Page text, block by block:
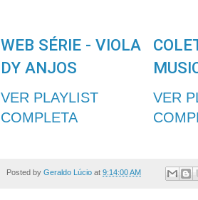
WEB SÉRIE - VIOLA
DY ANJOS
VER PLAYLIST
COMPLETA
TO
DO
S
DY
VER
Posted by Geraldo Lúcio at 9:14:00 AM